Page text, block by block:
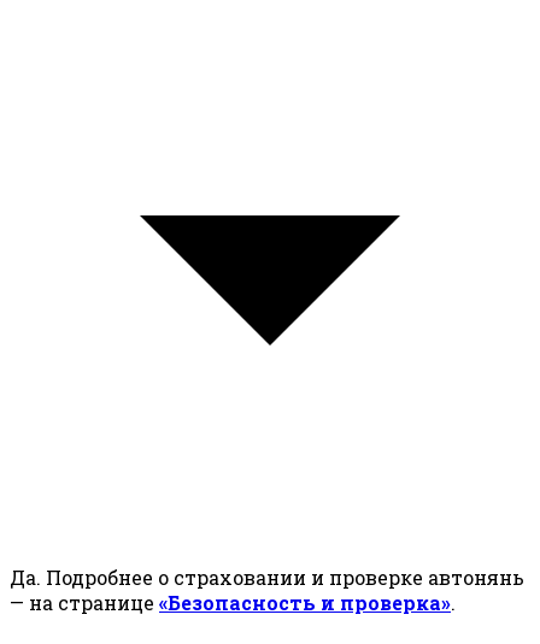
Да. Подробнее о страховании и проверке автонянь
— на странице «Безопасность и проверка».